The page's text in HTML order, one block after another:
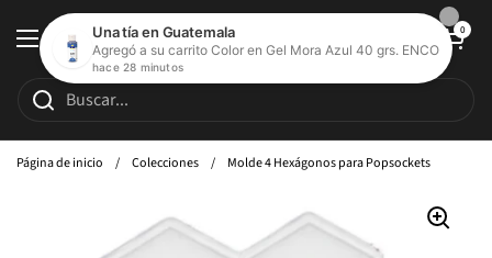
Ir al contenido
Abrir menú
Abrir carrito de
0
Página de inicio / Colecciones / Molde 4 Hexágonos para Popsockets